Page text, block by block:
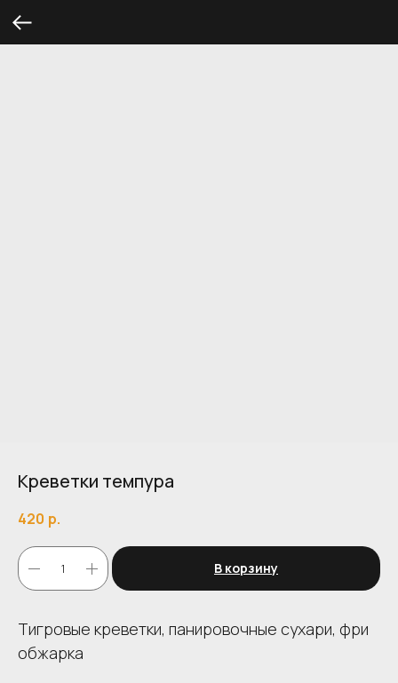
Креветки темпура
420 р.
В корзину
Тигровые креветки, панировочные сухари, фри
обжарка